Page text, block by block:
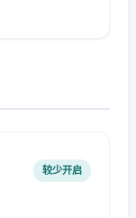
较少开启